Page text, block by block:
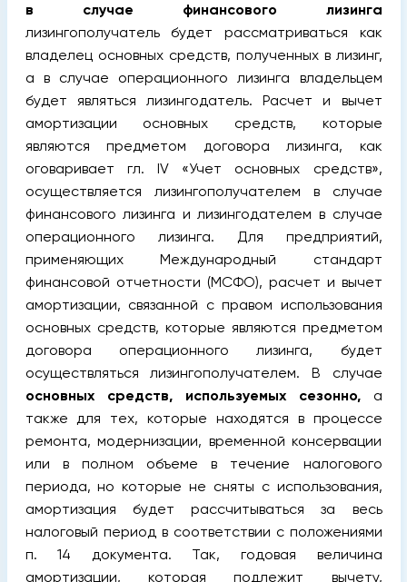
в случае финансового лизинга
лизингополучатель будет рассматриваться как
владелец основных средств, полученных в лизинг,
а в случае операционного лизинга владельцем
будет являться лизингодатель. Расчет и вычет
амортизации основных средств, которые
являются предметом договора лизинга, как
оговаривает гл. IV «Учет основных средств»,
осуществляется лизингополучателем в случае
финансового лизинга и лизингодателем в случае
операционного лизинга. Для предприятий,
применяющих Международный стандарт
финансовой отчетности (МСФО), расчет и вычет
амортизации, связанной с правом использования
основных средств, которые являются предметом
договора операционного лизинга, будет
осуществляться лизингополучателем. В случае
основных средств, используемых сезонно,а
также для тех, которые находятся в процессе
ремонта, модернизации, временной консервации
или в полном объеме в течение налогового
периода, но которые не сняты с использования,
амортизация будет рассчитываться за весь
налоговый период в соответствии с положениями
п. 14 документа. Так, годовая величина
амортизации, которая подлежит вычету,